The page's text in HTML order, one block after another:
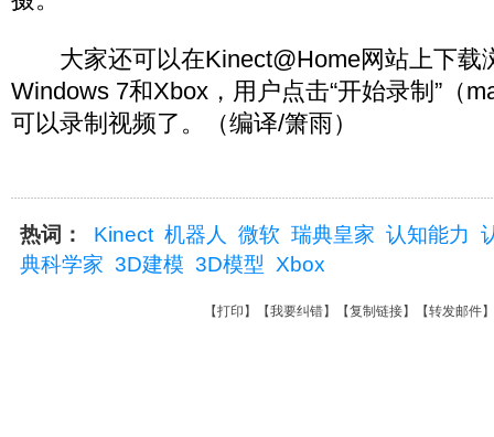
大家还可以在Kinect@Home网站上下载
Windows 7和Xbox，用户点击“开始录制”（
可以录制视频了。（编译/箫雨）
热词： Kinect 机器人 微软 瑞典皇家 认知能力
典科学家 3D建模 3D模型 Xbox
【打印 】【我要纠错】【复制链接】【转发邮件